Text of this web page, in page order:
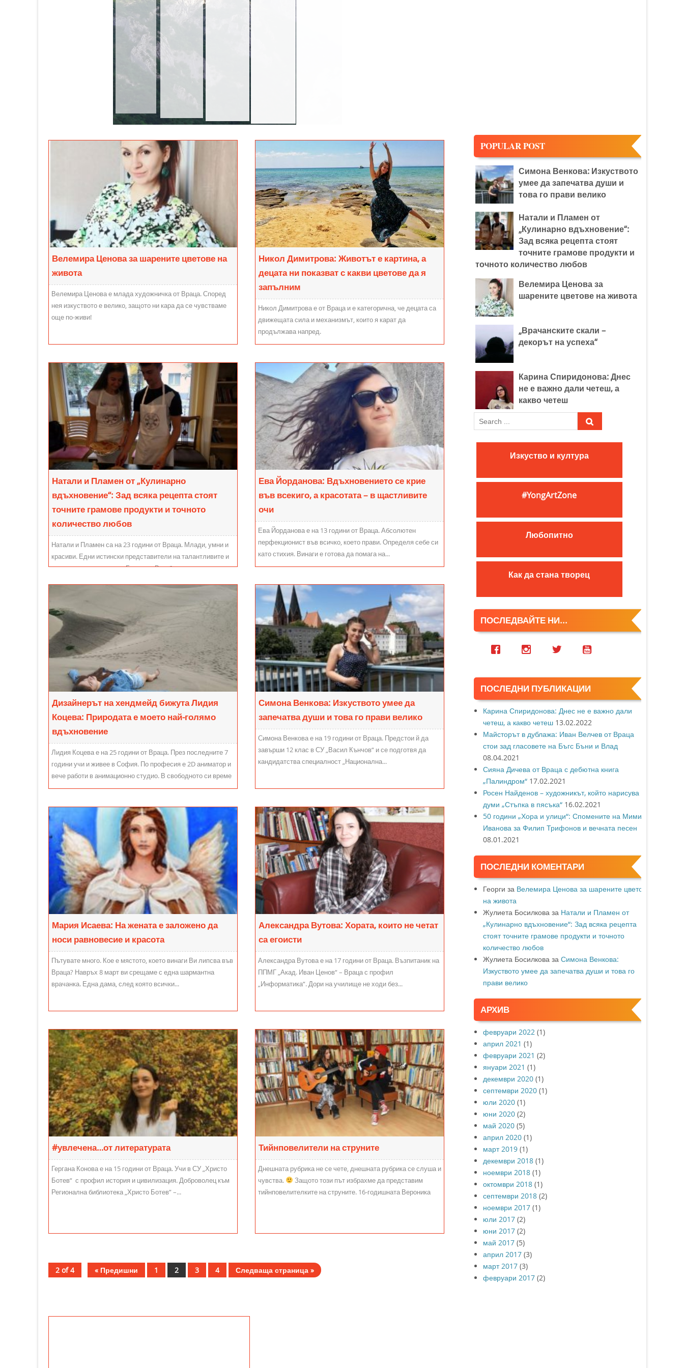
Велемира Ценова за шарените цветове на
живота
Велемира Ценова е млада художничка от Враца. Според
нея изкуството е велико, защото ни кара да се чувстваме
още по-живи!
Никол Димитрова: Животът е картина, а
децата ни показват с какви цветове да я
запълним
Никол Димитрова е от Враца и е категорична, че децата са
движещата сила и механизмът, които я карат да
продължава напред.
Натали и Пламен от „Кулинарно
вдъхновение“: Зад всяка рецепта стоят
точните грамове продукти и точното
количество любов
Натали и Пламен са на 23 години от Враца. Млади, умни и
красиви. Едни истински представители на талантливите и
предприемчиви деца на Балкана. Влюбени в скалите на
ППМГ „Акад. Иван Ценов“ и продължават да се развиват
успешно в професионалната си кариера, благодарение на
добрата основа, получена в гимназията. Те са хора на
точните науки, но през последните години са изкушени от
кулинарството.
Ева Йорданова: Вдъхновението се крие
във всекиго, а красотата – в щастливите
очи
Ева Йорданова е на 13 години от Враца. Абсолютен
перфекционист във всичко, което прави. Определя себе си
като стихия. Винаги е готова да помага на...
Дизайнерът на хендмейд бижута Лидия
Коцева: Природата е моето най-голямо
вдъхновение
Лидия Коцева е на 25 години от Враца. През последните 7
години учи и живее в София. По професия е 2D аниматор и
вече работи в анимационно студио. В свободното си време
се занимава с ръчна изработка на бижута. Марката й носи
достъпни за потребителите в социалните мрежи – Фейсбук:
fb/bodilhandmade и Инстаграм:
instagram.com/bodilhandmade/ . Лидия обича да танцува,
да пътува, да твори и да усъвършенства френския си език.
Въпреки забързания си ритъм на живот винаги намира
време да практикува йога и не спира да открива нови
занимания. От 3 години се е отдала на танците - салса,
бачата и кизомба. Пътува по танцови фестивали и така
съчетава двете най-големи удоволствия в живота си -
пътешествията и танците.
Симона Венкова: Изкуството умее да
запечатва души и това го прави велико
Симона Венкова е на 19 години от Враца. Предстои й да
завърши 12 клас в СУ „Васил Кънчов“ и се подготвя да
кандидатства специалност „Национална...
Мария Исаева: На жената е заложено да
носи равновесие и красота
Пътувате много. Кое е мястото, което винаги Ви липсва във
Враца? Навръх 8 март ви срещаме с една шармантна
врачанка. Една дама, след която всички...
Александра Вутова: Хората, които не четат
са егоисти
Александра Вутова е на 17 години от Враца. Възпитаник на
ППМГ „Акад. Иван Ценов“ – Враца с профил
„Информатика“. Дори на училище не ходи без...
#увлечена…от литературата
Гергана Конова е на 15 години от Враца. Учи в СУ „Христо
Ботев“ с профил история и цивилизация. Доброволец към
Регионална библиотека „Христо Ботев” –...
Тийнповелители на струните
Днешната рубрика не се чете, днешната рубрика се слуша и
чувства.
Защото този път избрахме да представим
тийнповелителките на струните. 16-годишната Вероника
2 of 4 « Предишни 1 2 3 4 Следваща страница »
POPULAR POST
Симона Венкова: Изкуството
умее да запечатва души и
това го прави велико
Натали и Пламен от
„Кулинарно вдъхновение“:
Зад всяка рецепта стоят
точните грамове продукти и
точното количество любов
Велемира Ценова за
шарените цветове на живота
„Врачанските скали –
декорът на успеха“
Карина Спиридонова: Днес
не е важно дали четеш, а
какво четеш
e
a
r
h
:
Изкуство и култура
#YongArtZone
Любопитно
Как да стана творец
ПОСЛЕДВАЙТЕ НИ...
ПОСЛЕДНИ ПУБЛИКАЦИИ
Карина Спиридонова: Днес не е важно дали
четеш, а какво четеш 13.02.2022
Майсторът в дублажа: Иван Велчев от Враца
стои зад гласовете на Бъгс Бъни и Влад
08.04.2021
Сияна Дичева от Враца с дебютна книга
„Палиндром“ 17.02.2021
Росен Найденов – художникът, който нарисува с
думи „Стъпка в пясъка“ 16.02.2021
50 години „Хора и улици“: Спомените на Мими
Иванова за Филип Трифонов и вечната песен
08.01.2021
ПОСЛЕДНИ КОМЕНТАРИ
Георги за Велемира Ценова за шарените цветове
на живота
Жулиета Босилковаза Натали и Пламен от
„Кулинарно вдъхновение“: Зад всяка рецепта
стоят точните грамове продукти и точното
количество любов
Жулиета Босилковаза Симона Венкова:
Изкуството умее да запечатва души и това го
прави велико
АРХИВ
февруари 2022(1)
април 2021 (1)
февруари 2021 (2)
януари 2021 (1)
декември 2020(1)
септември 2020(1)
юли 2020(1)
юни 2020(2)
май 2020(5)
април 2020(1)
март 2019(1)
декември 2018(1)
ноември 2018(1)
октомври 2018(1)
септември 2018(2)
ноември 2017(1)
юли 2017(2)
юни 2017(2)
май 2017(5)
април 2017(3)
март 2017(3)
февруари 2017(2)